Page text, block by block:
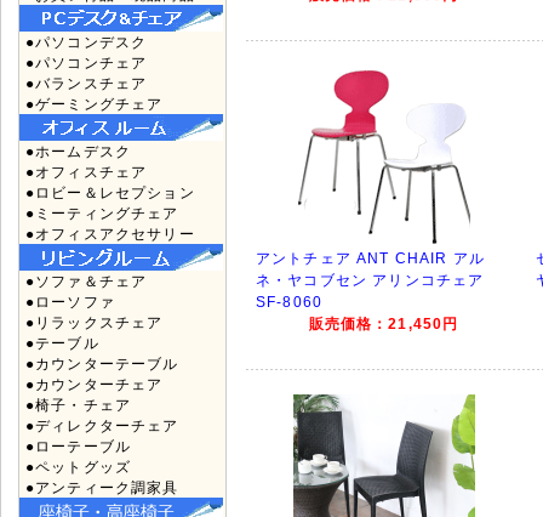
●パソコンデスク
●パソコンチェア
●バランスチェア
●ゲーミングチェア
●ホームデスク
●オフィスチェア
●ロビー＆レセプション
●ミーティングチェア
●オフィスアクセサリー
●ソファ＆チェア
●ローソファ
●リラックスチェア
●テーブル
●カウンターテーブル
●カウンターチェア
●椅子・チェア
●ディレクターチェア
●ローテーブル
●ペットグッズ
●アンティーク調家具
アントチェア ANT CHAIR アル
ネ・ヤコブセン アリンコチェア
SF-8060
販売価格：21,450円